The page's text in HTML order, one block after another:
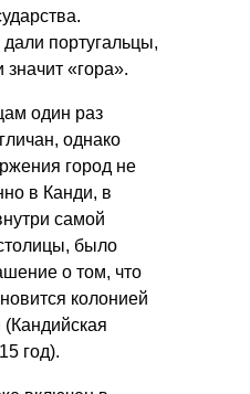
португальцы,
значит «гора».
один раз
однако
город не
в Канди, в
самой
было
о том, что
колонией
(Кандийская
год).